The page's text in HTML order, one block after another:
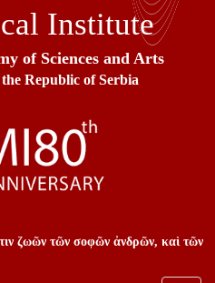
Institute
of Sciences and Arts
Republic of Serbia
ζωῶν τῶν σοφῶν ἀνδρῶν, καὶ τῶν